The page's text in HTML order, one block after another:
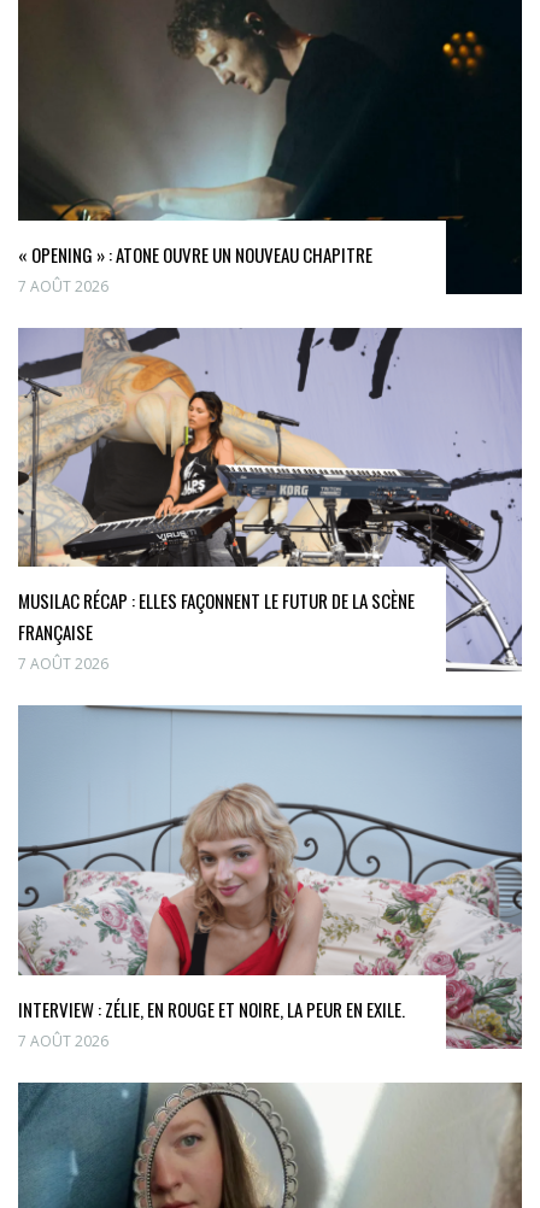
« OPENING » : ATONE OUVRE UN NOUVEAU CHAPITRE
7 AOÛT 2026
MUSILAC RÉCAP : ELLES FAÇONNENT LE FUTUR DE LA SCÈNE
FRANÇAISE
7 AOÛT 2026
INTERVIEW : ZÉLIE, EN ROUGE ET NOIRE, LA PEUR EN EXILE.
7 AOÛT 2026